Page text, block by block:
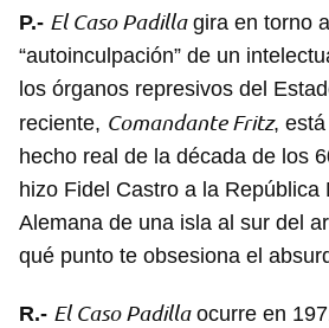
P.- El Caso Padillagira en torno
“autoinculpación” de un
los órganos represivos del
reciente, Comandante Fritz,
hecho real de la década de los
hizo Fidel Castro a la República
Alemana de una isla al sur del
qué punto te obsesiona el
R.- El Caso Padillaocurre en